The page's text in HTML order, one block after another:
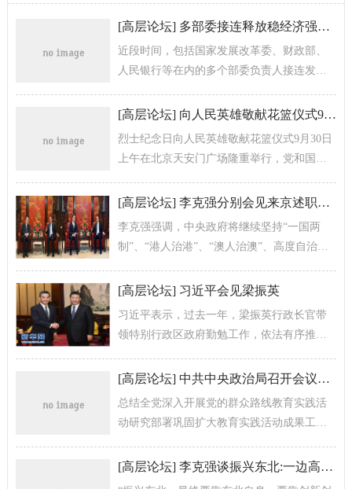
[高层论坛] 多部委接连释放稳经济强音 增量政策工具蓄势加力
近段时间，包括国家发展改革委、财政部、
人民银行等在内的多个部委负责人接连发
议精神。从部委部署来看，一揽子着...
[高层论坛] 向人民英雄敬献花篮仪式9月30日上午举行党和国家领导人将出席
烈士纪念日向人民英雄敬献花篮仪式9月30日
上午在北京天安门广场隆重举行，党和国家
[高层论坛] 李克强分别会见来京述职的梁振英和崔世安
李克强强调，中央政府将继续坚持“一国两
制”、“港人治港”、“澳人治澳”、高度自治的
港、澳门特别行政区行政长...
[高层论坛] 习近平会见梁振英
习近平表示，过去一年，梁振英行政长官带
领特别行政区政府勤勉工作，依法有序推进
治，保持了香港大局稳定。中央对你和特别...
[高层论坛] 中共中央政治局召开会议讨论拟提请十八届四中全会审议的文件
总结全党深入开展党的群众路线教育实践活
动研究部署巩固扩大教育实践活动成果工作
[高层论坛] 李克强谈振兴东北:一边高楼一边棚户对不起老工人